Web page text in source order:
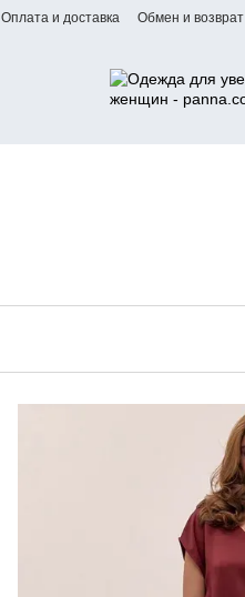
Оплата и доставка Обмен и возврат